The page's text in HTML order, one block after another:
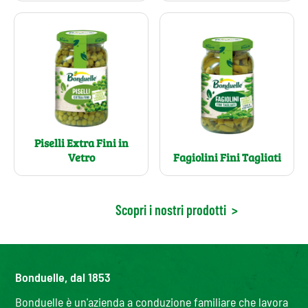
Piselli Extra Fini in
Vetro
Fagiolini Fini Tagliati
Scopri i nostri prodotti >
Bonduelle, dal 1853
Bonduelle è un'azienda a conduzione familiare che lavora